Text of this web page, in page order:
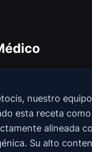
nuestro
esta receta
alineada
Su alto